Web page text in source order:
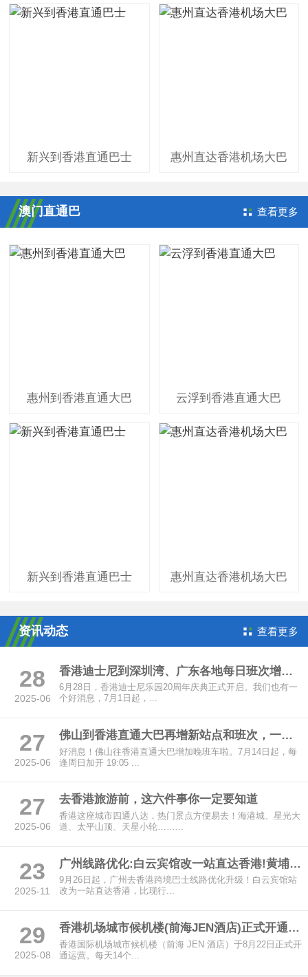
新兴到香港直通巴士 惠州直达香港机场大巴
澳门直通巴 查看更多
惠州到香港直通大巴 云浮到香港直通大巴
新兴到香港直通巴士 惠州直达香港机场大巴
资讯动态 查看更多
28
2025-06
香港迪士尼到深圳湾、广东各地每日班次增至9班
6月28日，香港迪士尼乐园20周年庆典正式开启。我们也有一
个好消息，7月1日起，...
27
2025-06
佛山到香港直通大巴再增新站点和班次，一文带你认识佛山5区39站点
好消息！佛山往香港直通大巴增加晚班车啦。7月14日起，每
逢周日加开 19:05 ...
27
2025-06
去香港旅游前，这六件事你一定要知道
香港这座城市四通八达，热门景点方便易去！海港城、星光大
道、太平山顶、天星小轮……...
23
2025-11
广州线路优化:白云宾馆改一站直达香港!黄埔鱼珠时光更新班次!
9月26日起，广州去香港跨境巴士线路优化升级！白云宾馆站
改为一站直达香港，比现行...
29
2025-08
香港机场城市候机楼(前海JEN酒店)正式开通运营!
香港国际机场城市候机楼（前海 JEN 酒店）于8月22日正式开
通运营。每天14个...